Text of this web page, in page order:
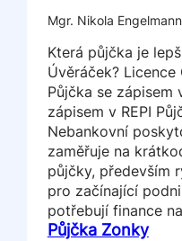
Mgr. Nikola Engelmann
Která půjčka je
Úvěráček? Licence
Půjčka se zápisem
zápisem v REPI
Nebankovní
zaměřuje na
půjčky, především
pro začínající
potřebují finance
Půjčka Zonky